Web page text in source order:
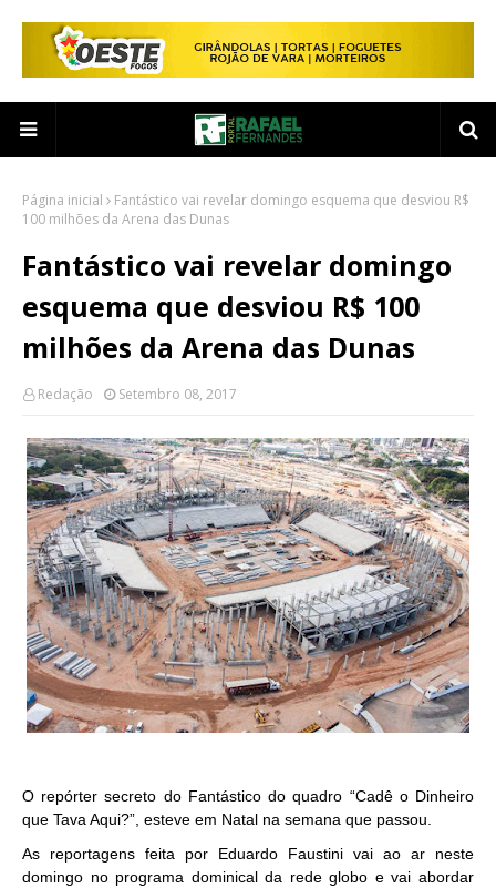
Página inicial
Fantástico vai revelar domingo esquema que desviou R$
100 milhões da Arena das Dunas
Fantástico vai revelar domingo
esquema que desviou R$ 100
milhões da Arena das Dunas
Redação Setembro 08, 2017
O repórter secreto do Fantástico do quadro “Cadê o Dinheiro
que Tava Aqui?”, esteve em Natal na semana que passou.
As reportagens feita por Eduardo Faustini vai ao ar neste
domingo no programa dominical da rede globo e vai abordar